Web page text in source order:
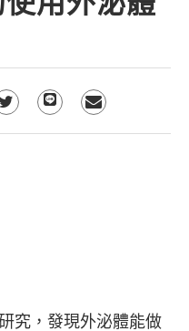
究，發現外泌體能做